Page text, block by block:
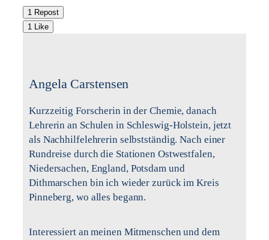
1 Repost
1 Like
Angela Carstensen
Kurzzeitig Forscherin in der Chemie, danach
Lehrerin an Schulen in Schleswig-Holstein, jetzt
als Nachhilfelehrerin selbstständig. Nach einer
Rundreise durch die Stationen Ostwestfalen,
Niedersachen, England, Potsdam und
Dithmarschen bin ich wieder zurück im Kreis
Pinneberg, wo alles begann.
Interessiert an meinen Mitmenschen und dem